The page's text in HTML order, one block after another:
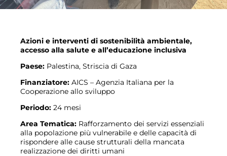
Azioni e interventi di sostenibilità ambientale,
accesso alla salute e all’educazione inclusiva
Paese: Palestina, Striscia di Gaza
Finanziatore: AICS – Agenzia Italiana per la
Cooperazione allo sviluppo
Periodo: 24 mesi
Area Tematica: Rafforzamento dei servizi essenziali
alla popolazione più vulnerabile e delle capacità di
rispondere alle cause strutturali della mancata
realizzazione dei diritti umani